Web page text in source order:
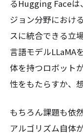
るHugging Faceは
ジョン分野におけ
スに統合できる立
言語モデルLLaMA
体を持つロボット
性をもたらすか、
もちろん課題も依
アルゴリズム自体